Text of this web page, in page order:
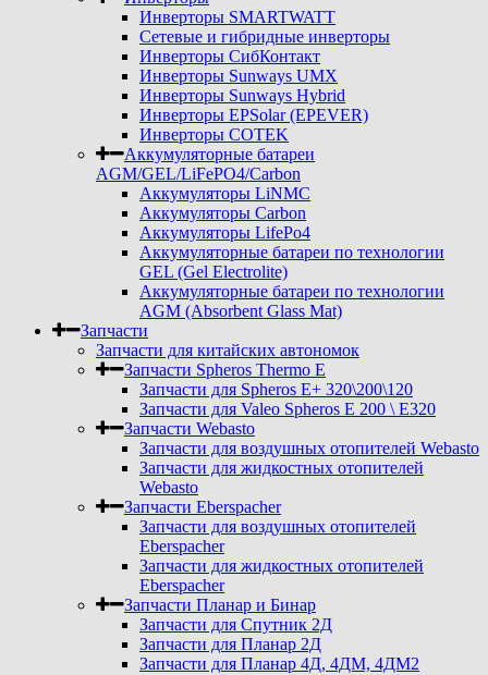
Инверторы SMARTWATT
Сетевые и гибридные инверторы
Инверторы СибКонтакт
Инверторы Sunways UMX
Инверторы Sunways Hybrid
Инверторы EPSolar (EPEVER)
Инверторы COTEK
Аккумуляторные батареи
AGM/GEL/LiFePO4/Carbon
Аккумуляторы LiNMC
Аккумуляторы Carbon
Аккумуляторы LifePo4
Аккумуляторные батареи по технологии
GEL (Gel Electrolite)
Аккумуляторные батареи по технологии
AGM (Absorbent Glass Mat)
Запчасти
Запчасти для китайских автономок
Запчасти Spheros Thermo E
Запчасти для Spheros E+ 320\200\120
Запчасти для Valeo Spheros E 200 \ E320
Запчасти Webasto
Запчасти для воздушных отопителей Webasto
Запчасти для жидкостных отопителей
Webasto
Запчасти Eberspacher
Запчасти для воздушных отопителей
Eberspacher
Запчасти для жидкостных отопителей
Eberspacher
Запчасти Планар и Бинар
Запчасти для Спутник 2Д
Запчасти для Планар 2Д
Запчасти для Планар 4Д, 4ДМ, 4ДМ2